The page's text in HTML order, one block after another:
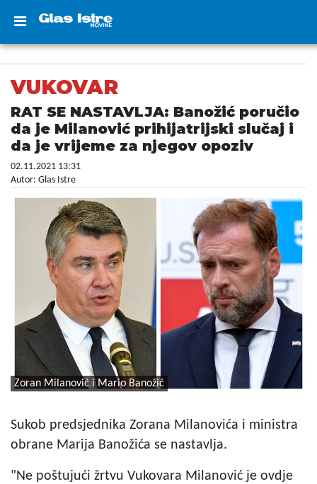
VUKOVAR
RAT SE NASTAVLJA: Banožić poručio
da je Milanović prihijatrijski slučaj i
da je vrijeme za njegov opoziv
02.11.2021 13:31
Autor: Glas Istre
Zoran Milanović i Mario Banožić
Sukob predsjednika Zorana Milanovića i ministra
obrane Marija Banožića se nastavlja.
"Ne poštujući žrtvu Vukovara Milanović je ovdje